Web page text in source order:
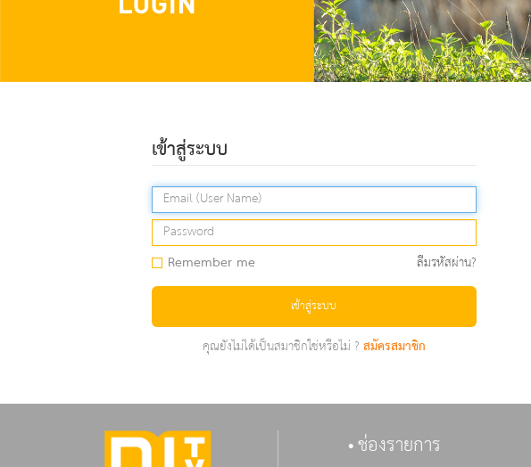
เข้าสู่ระบบ
Remember me ลืมรหัสผ่าน?
เข้าสู่ระบบ
คุณยังไม่ได้เป็นสมาชิกใช่หรือไม่ ?สมัครสมาชิก
ช่องรายการ